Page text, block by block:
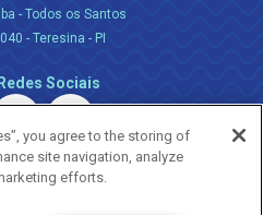
- Todos os Santos
- Teresina - PI
Sociais
you agree to the storing of
site navigation, analyze
efforts.